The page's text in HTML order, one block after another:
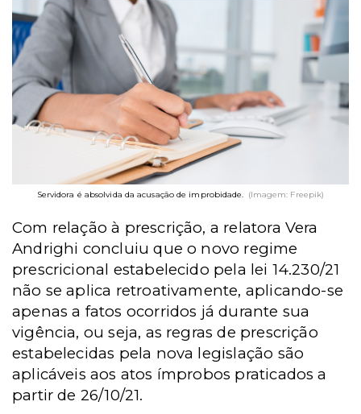
Servidora é absolvida da acusação de improbidade. (Imagem: Freepik)
Com relação à prescrição, a relatora Vera
Andrighi concluiu que o novo regime
prescricional estabelecido pela lei 14.230/21
não se aplica retroativamente, aplicando-se
apenas a fatos ocorridos já durante sua
vigência, ou seja, as regras de prescrição
estabelecidas pela nova legislação são
aplicáveis aos atos ímprobos praticados a
partir de 26/10/21.